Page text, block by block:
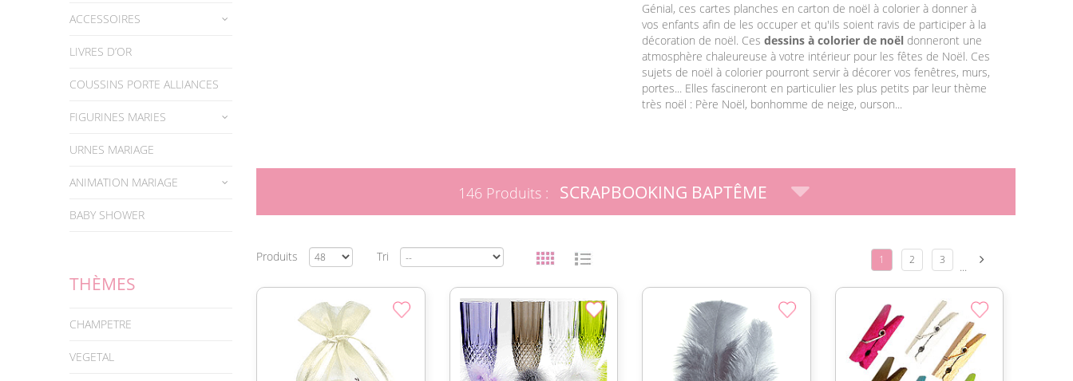
ACCESSOIRES
LIVRES D’OR
COUSSINS PORTE ALLIANCES
FIGURINES MARIES
URNES MARIAGE
ANIMATION MARIAGE
BABY SHOWER
THÈMES
CHAMPETRE
VEGETAL
Génial, ces cartes planches en carton de noël à colorier à donner à
vos enfants afin de les occuper et qu'ils soient ravis de participer à la
décoration de noël. Ces dessins à colorier de noël donneront une
atmosphère chaleureuse à votre intérieur pour les fêtes de Noël. Ces
sujets de noël à colorier pourront servir à décorer vos fenêtres, murs,
portes... Elles fascineront en particulier les plus petits par leur thème
très noël : Père Noël, bonhomme de neige, ourson...
146 Produits : SCRAPBOOKING BAPTÊME
Produits Tri 1 2 3 ...